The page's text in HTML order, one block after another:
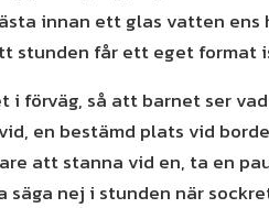
innan ett glas vatten
stunden får ett eget format
i förväg, så att barnet ser
en bestämd plats vid
att stanna vid en, ta en
säga nej i stunden när